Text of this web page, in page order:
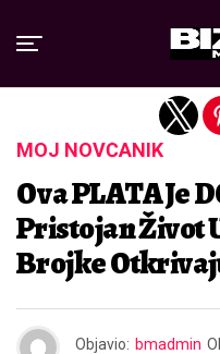
MOJ NOVČANIK
Ova PLATA Je
Pristojan Život
Brojke
Objavio: bmadmin
Exit